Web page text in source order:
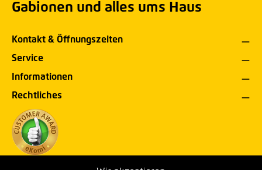
Gabionen und alles ums Haus
Kontakt & Öffnungszeiten
Service
Informationen
Rechtliches